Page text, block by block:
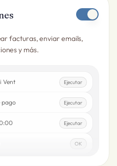
facturas, enviar emails,
y más.
Vent Ejecutar
pago Ejecutar
Ejecutar
OK